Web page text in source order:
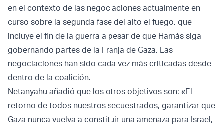
en el contexto de las negociaciones actualmente en
curso sobre la segunda fase del alto el fuego, que
incluye el fin de la guerra a pesar de que Hamás siga
gobernando partes de la Franja de Gaza. Las
negociaciones han sido cada vez más criticadas desde
dentro de la coalición.
Netanyahu añadió que los otros objetivos son: «El
retorno de todos nuestros secuestrados, garantizar que
Gaza nunca vuelva a constituir una amenaza para Israel,